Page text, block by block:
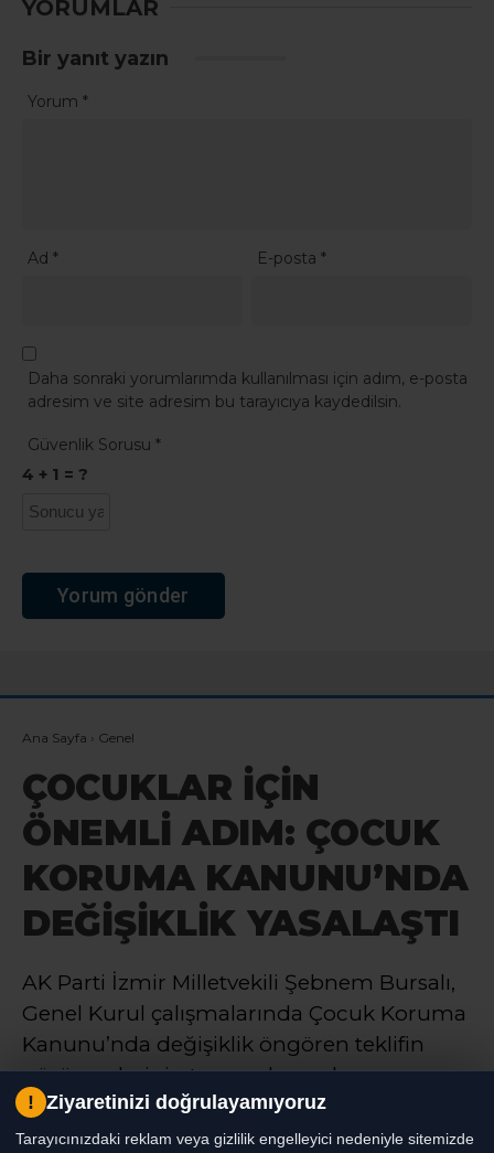
YORUMLAR
Bir yanıt yazın
Yorum *
Ad * E-posta*
Daha sonraki yorumlarımda kullanılması için adım, e-posta
adresim ve site adresim bu tarayıcıya kaydedilsin.
Güvenlik Sorusu *
4 + 1 = ?
Ana Sayfa › Genel
ÇOCUKLAR İÇİN
ÖNEMLİ ADIM: ÇOCUK
KORUMA KANUNU’NDA
DEĞİŞİKLİK YASALAŞTI
AK Parti İzmir Milletvekili Şebnem Bursalı,
Genel Kurul çalışmalarında Çocuk Koruma
Kanunu’nda değişiklik öngören teklifin
görüşmelerinin tamamlanarak
yasalaştığını açıkladı. Bursalı, sıradaki
gündemin ise şehit aileleri ve gazilerin
! Ziyaretinizi doğrulayamıyoruz
Tarayıcınızdaki reklam veya gizlilik engelleyici nedeniyle sitemizde